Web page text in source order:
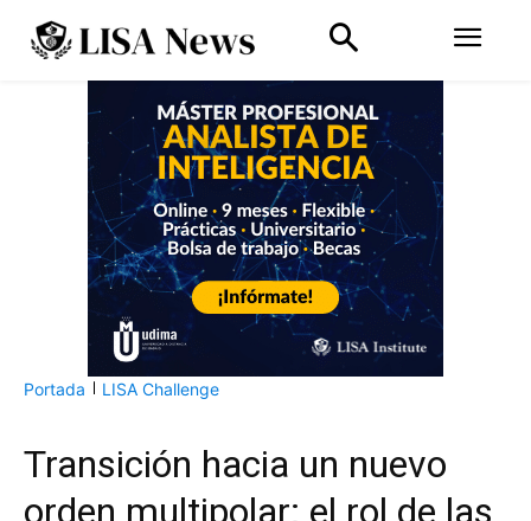
Portada LISA Challenge
Transición hacia un nuevo
orden multipolar: el rol de las